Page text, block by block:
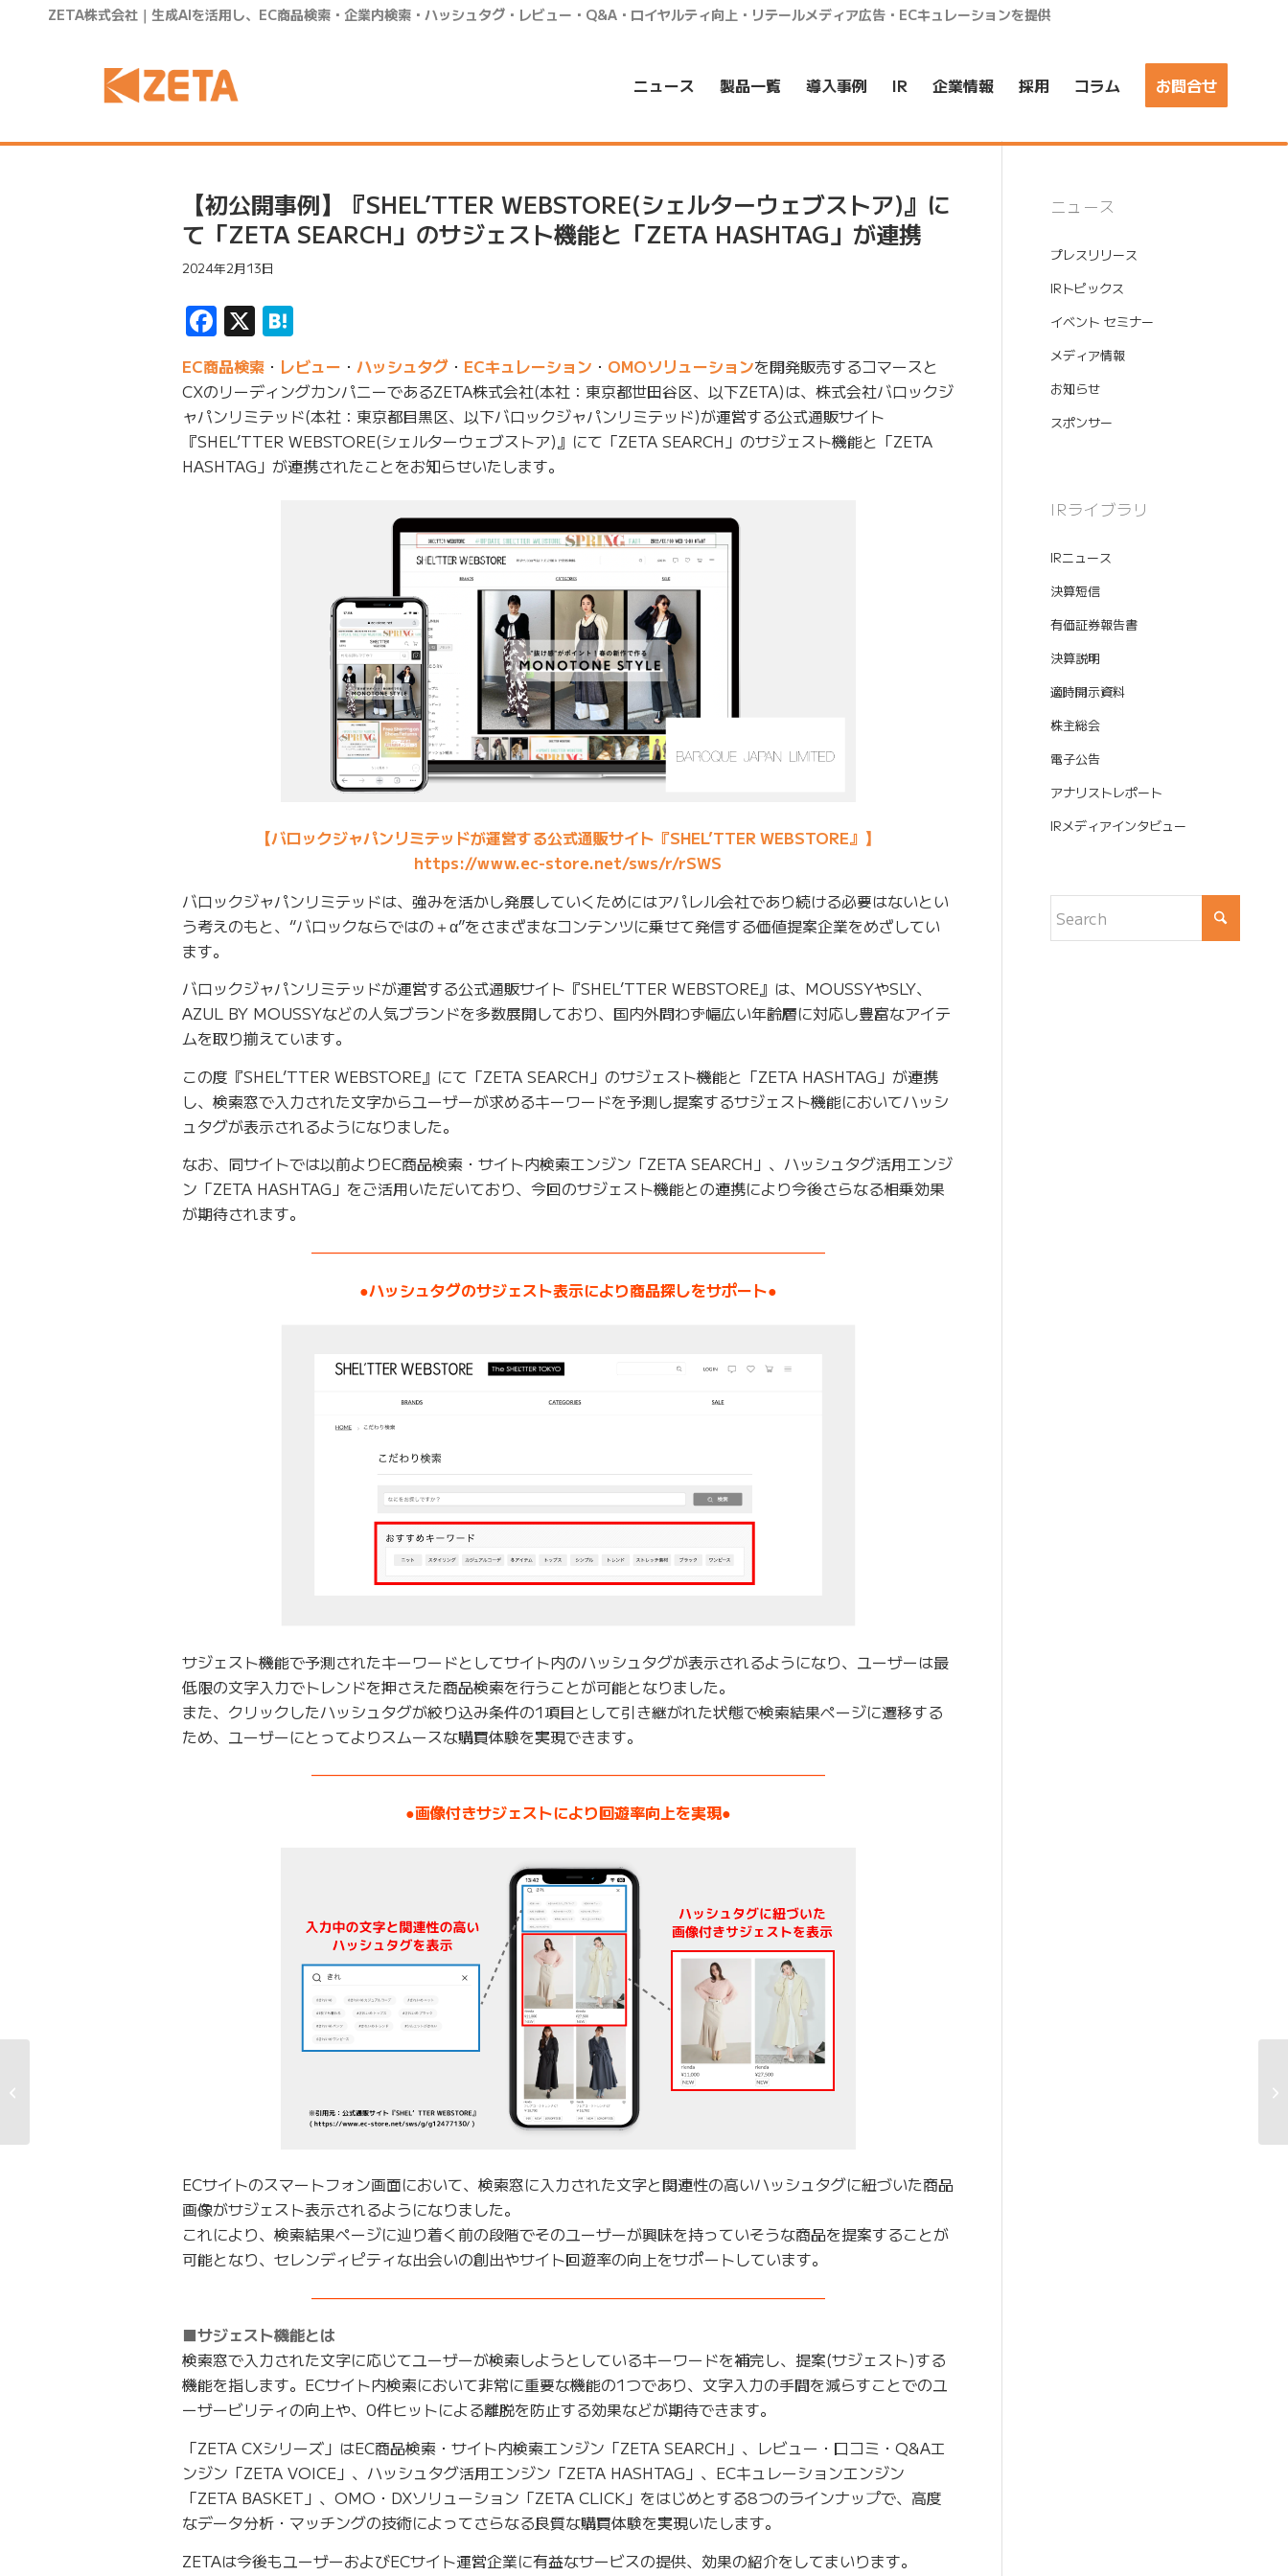
ZETA株式会社｜生成AIを活用し、EC商品検索・企業内検索・ハッシュタグ・レビュー・Q&A・ロイヤルティ向上・リテールメディア広告・ECキュレーションを提供
ニュース 製品一覧 導入事例 IR 企業情報 採用 コラム お問合せ
【初公開事例】『SHEL’TTER WEBSTORE(シェルターウェブストア)』に
て「ZETA SEARCH」のサジェスト機能と「ZETA HASHTAG」が連携
2024年2月13日
Facebook
X
EC商品検索 ・ レビュー ・ ハッシュタグ ・ ECキュレーション ・ OMOソリューションを開発販売するコマースと
CXのリーディングカンパニーであるZETA株式会社(本社：東京都世田谷区、以下ZETA)は、株式会社バロックジ
ャパンリミテッド(本社：東京都目黒区、以下バロックジャパンリミテッド)が運営する公式通販サイト
『SHEL’TTER WEBSTORE(シェルターウェブストア)』にて「ZETA SEARCH」のサジェスト機能と「ZETA
HASHTAG」が連携されたことをお知らせいたします。
【バロックジャパンリミテッドが運営する公式通販サイト『SHEL’TTER WEBSTORE』】
https://www.ec-store.net/sws/r/rSWS
バロックジャパンリミテッドは、強みを活かし発展していくためにはアパレル会社であり続ける必要はないとい
う考えのもと、“バロックならではの＋α”をさまざまなコンテンツに乗せて発信する価値提案企業をめざしてい
ます。
バロックジャパンリミテッドが運営する公式通販サイト『SHEL’TTER WEBSTORE』は、MOUSSYやSLY、
AZUL BY MOUSSYなどの人気ブランドを多数展開しており、国内外問わず幅広い年齢層に対応し豊富なアイテ
ムを取り揃えています。
この度『SHEL’TTER WEBSTORE』にて「ZETA SEARCH」のサジェスト機能と「ZETA HASHTAG」が連携
し、検索窓で入力された文字からユーザーが求めるキーワードを予測し提案するサジェスト機能においてハッシ
ュタグが表示されるようになりました。
なお、同サイトでは以前よりEC商品検索・サイト内検索エンジン「ZETA SEARCH」、ハッシュタグ活用エンジ
ン「ZETA HASHTAG」をご活用いただいており、今回のサジェスト機能との連携により今後さらなる相乗効果
が期待されます。
—————————————————————————————————–
●ハッシュタグのサジェスト表示により商品探しをサポート●
サジェスト機能で予測されたキーワードとしてサイト内のハッシュタグが表示されるようになり、ユーザーは最
低限の文字入力でトレンドを押さえた商品検索を行うことが可能となりました。
また、クリックしたハッシュタグが絞り込み条件の1項目として引き継がれた状態で検索結果ページに遷移する
ため、ユーザーにとってよりスムースな購買体験を実現できます。
—————————————————————————————————–
●画像付きサジェストにより回遊率向上を実現●
ECサイトのスマートフォン画面において、検索窓に入力された文字と関連性の高いハッシュタグに紐づいた商品
画像がサジェスト表示されるようになりました。
これにより、検索結果ページに辿り着く前の段階でそのユーザーが興味を持っていそうな商品を提案することが
可能となり、セレンディピティな出会いの創出やサイト回遊率の向上をサポートしています。
—————————————————————————————————–
■サジェスト機能とは
検索窓で入力された文字に応じてユーザーが検索しようとしているキーワードを補完し、提案(サジェスト)する
機能を指します。ECサイト内検索において非常に重要な機能の1つであり、文字入力の手間を減らすことでのユ
ーザービリティの向上や、0件ヒットによる離脱を防止する効果などが期待できます。
「ZETA CXシリーズ」はEC商品検索・サイト内検索エンジン「ZETA SEARCH」、レビュー・口コミ・Q&Aエ
ンジン「ZETA VOICE」、ハッシュタグ活用エンジン「ZETA HASHTAG」、ECキュレーションエンジン
「ZETA BASKET」、OMO・DXソリューション「ZETA CLICK」をはじめとする8つのラインナップで、高度
なデータ分析・マッチングの技術によってさらなる良質な購買体験を実現いたします。
ZETAは今後もユーザーおよびECサイト運営企業に有益なサービスの提供、効果の紹介をしてまいります。
ニュース
プレスリリース
IRトピックス
イベント セミナー
メディア情報
お知らせ
スポンサー
IRライブラリ
IRニュース
決算短信
有価証券報告書
決算説明
適時開示資料
株主総会
電子公告
アナリストレポート
IRメディアインタビュー